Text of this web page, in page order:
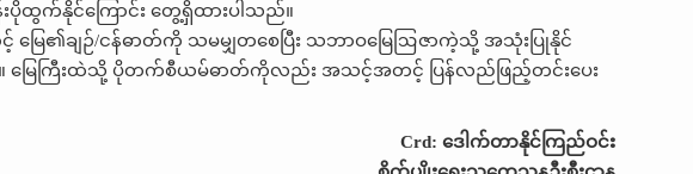
က်နိုင်ကြောင်း တွေ့ရှိထားပါသည်။
မြေ၏ချဉ်/ငန်ဓာတ်ကို သမမျှတစေပြီး သဘာဝမြေဩဇာကဲ့သို့ အသုံးပြုနိုင်
ည်။ မြေကြီးထဲသို့ ပိုတက်စီယမ်ဓာတ်ကိုလည်း အသင့်အတင့် ပြန်လည်ဖြည့်တင်းပေး
Crd: ဒေါက်တာနိုင်ကြည်ဝင်း